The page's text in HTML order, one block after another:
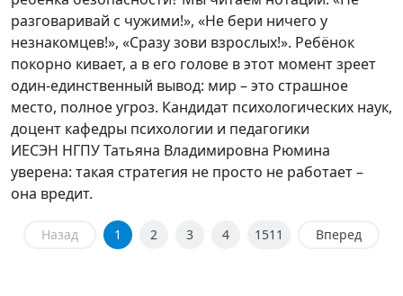
разговаривай с чужими!», «Не бери ничего у
незнакомцев!», «Сразу зови взрослых!». Ребёнок
покорно кивает, а в его голове в этот момент зреет
один-единственный вывод: мир – это страшное
место, полное угроз. Кандидат психологических наук,
доцент кафедры психологии и педагогики
ИЕСЭН НГПУ Татьяна Владимировна Рюмина
уверена: такая стратегия не просто не работает –
она вредит.
Назад 1 2 3 4 1511 Вперед